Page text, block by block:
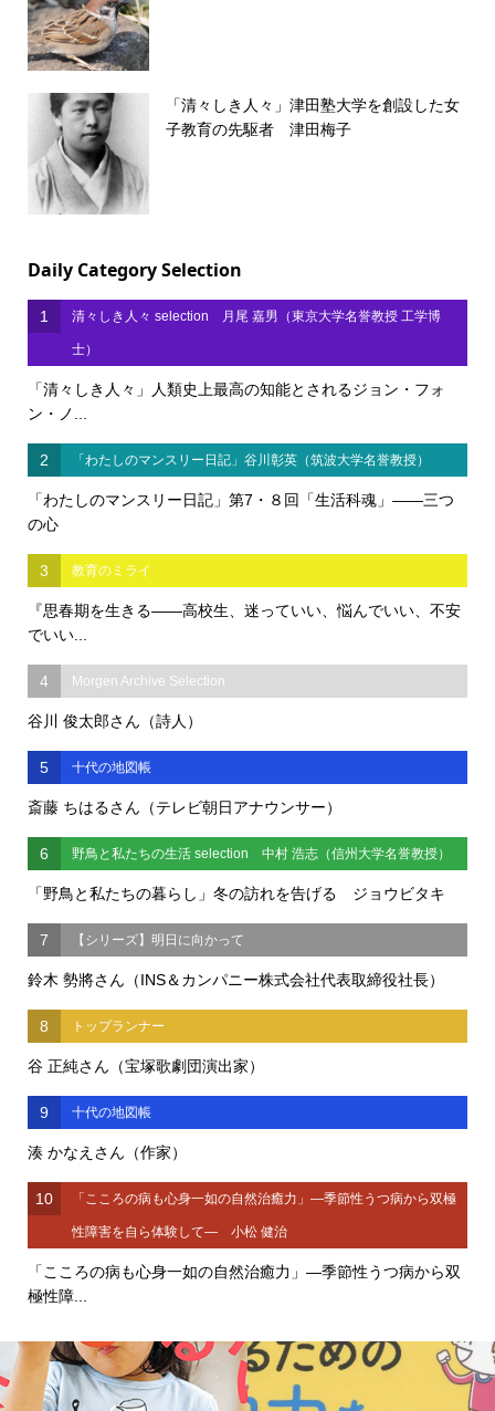
「清々しき人々」津田塾大学を創設した女
子教育の先駆者 津田梅子
Daily Category Selection
1 清々しき人々 selection 月尾 嘉男（東京大学名誉教授 工学博
士）
「清々しき人々」人類史上最高の知能とされるジョン・フォ
ン・ノ...
2 「わたしのマンスリー日記」谷川彰英（筑波大学名誉教授）
「わたしのマンスリー日記」第7・８回「生活科魂」――三つ
の心
3 教育のミライ
『思春期を生きる――高校生、迷っていい、悩んでいい、不安
でいい...
4 Morgen Archive Selection
谷川 俊太郎さん（詩人）
5 十代の地図帳
斎藤 ちはるさん（テレビ朝日アナウンサー）
6 野鳥と私たちの生活 selection 中村 浩志（信州大学名誉教授）
「野鳥と私たちの暮らし」冬の訪れを告げる ジョウビタキ
7 【シリーズ】明日に向かって
鈴木 勢將さん（INS＆カンパニー株式会社代表取締役社長）
8 トップランナー
谷 正純さん（宝塚歌劇団演出家）
9 十代の地図帳
湊 かなえさん（作家）
10 「こころの病も心身一如の自然治癒力」―季節性うつ病から双極
性障害を自ら体験して― 小松 健治
「こころの病も心身一如の自然治癒力」―季節性うつ病から双
極性障...